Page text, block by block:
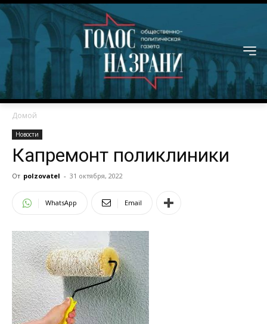
Домой
Новости
Капремонт поликлиники
От polzovatel - 31 октября, 2022
WhatsApp Email